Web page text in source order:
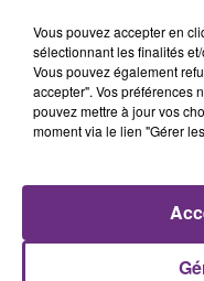
BENSON BOONE
Beautiful Things
Vous pouvez accepter en
sélectionnant les finalités
Vous pouvez également
accepter". Vos préférences
pouvez mettre à jour vos
moment via le lien "Gérer